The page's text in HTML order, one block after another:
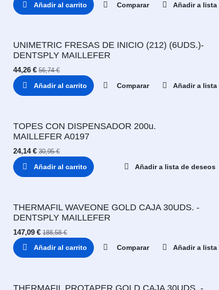
Añadir al carrito Comparar Añadir a lista
UNIMETRIC FRESAS DE INICIO (212) (6UDS.)-
DENTSPLY MAILLEFER
44,26 € 56,74€
Añadir al carrito Comparar Añadir a lista
TOPES CON DISPENSADOR 200u.
MAILLEFER A0197
24,14€ 30,95€
Añadir al carrito Añadir a lista de deseos
THERMAFIL WAVEONE GOLD CAJA 30UDS. -
DENTSPLY MAILLEFER
147,09 € 188,58€
Añadir al carrito Comparar Añadir a lista